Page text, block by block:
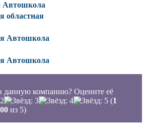
Автошкола
областная
Автошкола
Автошкола
данную компанию? Оцените её
(1
из 5)